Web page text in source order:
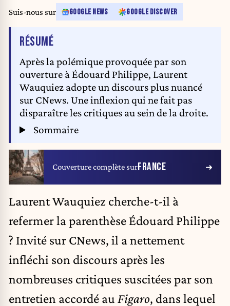
Suis-nous sur GOOGLE NEWS GOOGLE DISCOVER
RÉSUMÉDE L'ARTICLE
Après la polémique provoquée par son
ouverture à Édouard Philippe, Laurent
Wauquiez adopte un discours plus nuancé
sur CNews. Une inflexion qui ne fait pas
disparaître les critiques au sein de la droite.
Sommaire
Couverture complète surFRANCE
Laurent Wauquiez cherche-t-il à
refermer la parenthèse Édouard Philippe
? Invité sur CNews, il a nettement
infléchi son discours après les
nombreuses critiques suscitées par son
entretien accordé au Figaro, dans lequel